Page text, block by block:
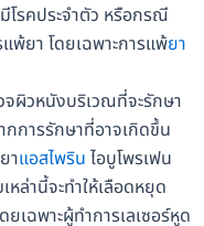
รคประจำตัว หรือกรณี
พ้ยา โดยเฉพาะการแพ้ยา
จผิวหนังบริเวณที่จะรักษา
การรักษาที่อาจเกิดขึ้น
าแอสไพริน ไอบูโพรเฟน
หล่านี้จะทำให้เลือดหยุด
เฉพาะผู้ทำการเลเซอร์หูด